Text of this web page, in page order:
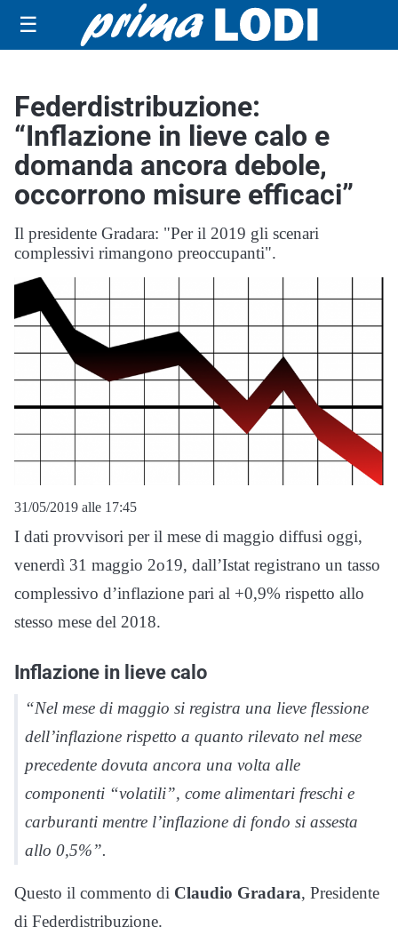
☰
Federdistribuzione:
“Inflazione in lieve calo e
domanda ancora debole,
occorrono misure efficaci”
Il presidente Gradara: "Per il 2019 gli scenari
complessivi rimangono preoccupanti".
31/05/2019 alle 17:45
I dati provvisori per il mese di maggio diffusi oggi,
venerdì 31 maggio 2o19, dall’Istat registrano un tasso
complessivo d’inflazione pari al +0,9% rispetto allo
stesso mese del 2018.
Inflazione in lieve calo
“Nel mese di maggio si registra una lieve flessione
dell’inflazione rispetto a quanto rilevato nel mese
precedente dovuta ancora una volta alle
componenti “volatili”, come alimentari freschi e
carburanti mentre l’inflazione di fondo si assesta
allo 0,5%”.
Questo il commento di Claudio Gradara, Presidente
di Federdistribuzione.